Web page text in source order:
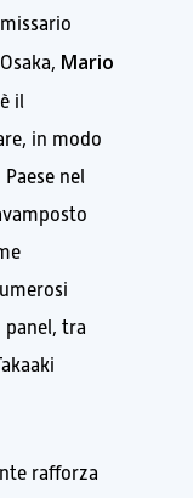
Mario
il
in modo
nel
tra
rafforza